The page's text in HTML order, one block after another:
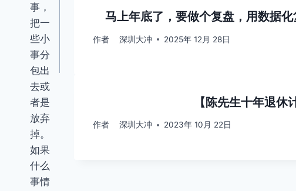
事，
把一
些小
事分
包出
去或
者是
放弃
掉。
如果
什么
事情
马上年底了，要做个复盘，用数据
作者 深圳大冲 2025年 12月 28日
【陈先生十年退
作者 深圳大冲 2023年 10月 22日